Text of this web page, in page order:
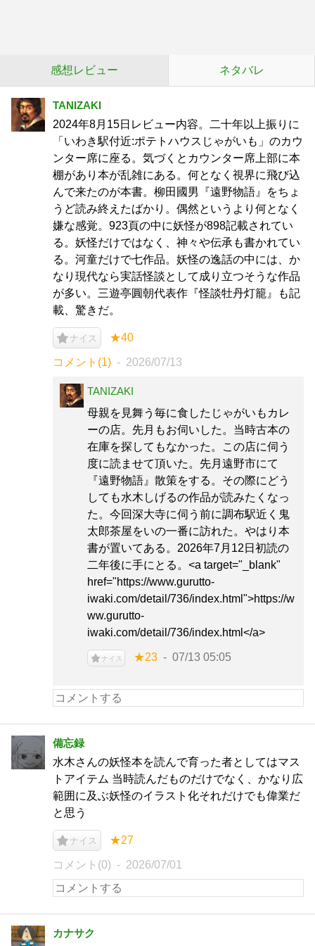
感想レビュー ネタバレ
TANIZAKI
2024年8月15日レビュー内容。二十年以上振りに
「いわき駅付近:ポテトハウスじゃがいも」のカウ
ンター席に座る。気づくとカウンター席上部に本
棚があり本が乱雑にある。何となく視界に飛び込
んで来たのが本書。柳田國男『遠野物語』をちょ
うど読み終えたばかり。偶然というより何となく
嫌な感覚。923頁の中に妖怪が898記載されてい
る。妖怪だけではなく、神々や伝承も書かれてい
る。河童だけで七作品。妖怪の逸話の中には、か
なり現代なら実話怪談として成り立つそうな作品
が多い。三遊亭圓朝代表作『怪談牡丹灯籠』も記
載、驚きだ。
ナイス ★40
コメント(1) 2026/07/13
TANIZAKI
母親を見舞う毎に食したじゃがいもカレ
ーの店。先月もお伺いした。当時古本の
在庫を探してもなかった。この店に伺う
度に読ませて頂いた。先月遠野市にて
『遠野物語』散策をする。その際にどう
しても水木しげるの作品が読みたくなっ
た。今回深大寺に伺う前に調布駅近く鬼
太郎茶屋をいの一番に訪れた。やはり本
書が置いてある。2026年7月12日初読の
二年後に手にとる。<a target="_blank"
href="https://www.gurutto-
iwaki.com/detail/736/index.html">https://w
ww.gurutto-
iwaki.com/detail/736/index.html</a>
ナイス ★23 07/13 05:05
備忘録
水木さんの妖怪本を読んで育った者としてはマス
トアイテム 当時読んだものだけでなく、かなり広
範囲に及ぶ妖怪のイラスト化それだけでも偉業だ
と思う
ナイス ★27
コメント(0) 2026/07/01
カナサク